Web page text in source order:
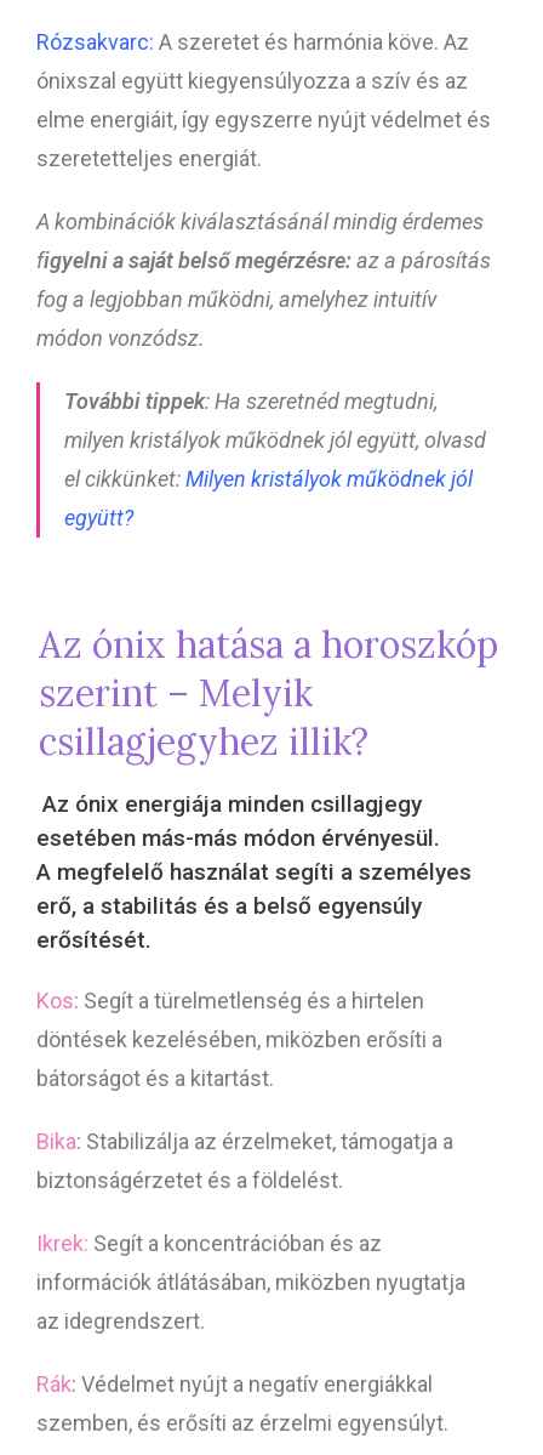
Rózsakvarc: A szeretet és harmónia köve. Az
ónixszal együtt kiegyensúlyozza a szív és az
elme energiáit, így egyszerre nyújt védelmet és
szeretetteljes energiát.
A kombinációk kiválasztásánál mindig érdemes
figyelni a saját belső megérzésre:az a párosítás
fog a legjobban működni, amelyhez intuitív
módon vonzódsz.
További tippek: Ha szeretnéd megtudni,
milyen kristályok működnek jól együtt, olvasd
el cikkünket:Milyen kristályok működnek jól
együtt?
Az ónix hatása a horoszkóp
szerint – Melyik
csillagjegyhez illik?
Az ónix energiája minden csillagjegy
esetében más-más módon érvényesül.
A megfelelő használat segíti a személyes
erő, a stabilitás és a belső egyensúly
erősítését.
Kos: Segít a türelmetlenség és a hirtelen
döntések kezelésében, miközben erősíti a
bátorságot és a kitartást.
Bika: Stabilizálja az érzelmeket, támogatja a
biztonságérzetet és a földelést.
Ikrek: Segít a koncentrációban és az
információk átlátásában, miközben nyugtatja
az idegrendszert.
Rák: Védelmet nyújt a negatív energiákkal
szemben, és erősíti az érzelmi egyensúlyt.